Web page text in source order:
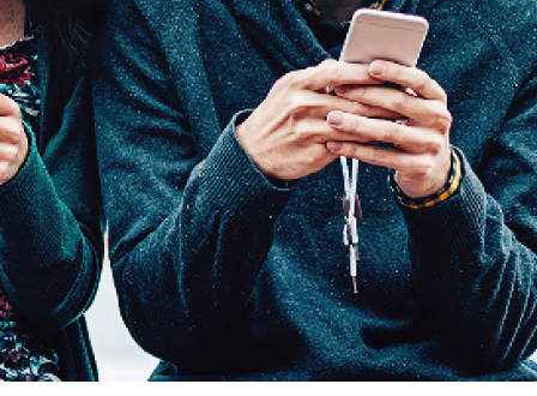
Aktuelles
Kontakt
Suche
Downloads
Datenschutz
Impressum